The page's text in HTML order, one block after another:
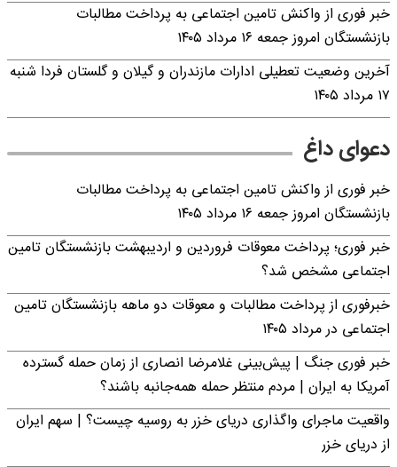
خبر فوری از واکنش تامین اجتماعی به پرداخت مطالبات
بازنشستگان امروز جمعه ۱۶ مرداد ۱۴۰۵
آخرین وضعیت تعطیلی ادارات مازندران و گیلان و گلستان فردا شنبه
۱۷ مرداد ۱۴۰۵
دعوای داغ
خبر فوری از واکنش تامین اجتماعی به پرداخت مطالبات
بازنشستگان امروز جمعه ۱۶ مرداد ۱۴۰۵
خبر فوری؛ پرداخت معوقات فروردین و اردیبهشت بازنشستگان تامین
اجتماعی مشخص شد؟
خبرفوری از پرداخت مطالبات و معوقات دو ماهه بازنشستگان تامین
اجتماعی در مرداد ۱۴۰۵
خبر فوری جنگ | پیش‌بینی غلامرضا انصاری از زمان حمله گسترده
آمریکا به ایران | مردم منتظر حمله همه‌جانبه باشند؟
واقعیت ماجرای واگذاری دریای خزر به روسیه چیست؟ | سهم ایران
از دریای خزر